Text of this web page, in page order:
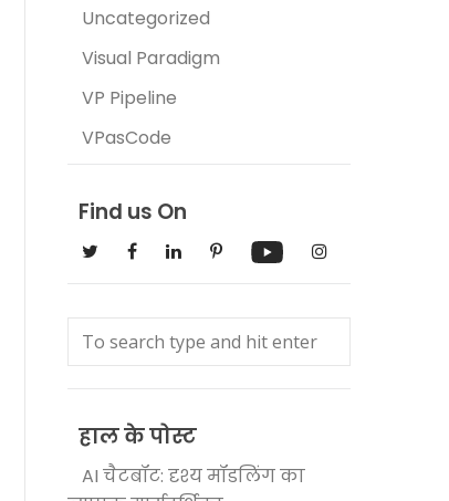
Uncategorized
Visual Paradigm
VP Pipeline
VPasCode
Find us On
हाल के पोस्ट
AI चैटबॉट: दृश्य मॉडलिंग का